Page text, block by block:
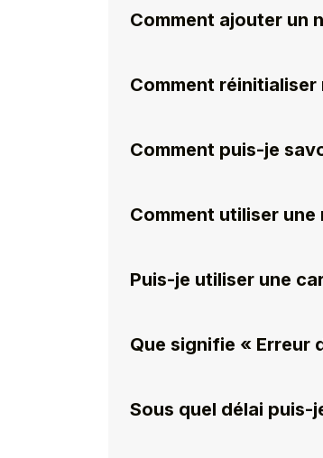
Comment ajouter un
Comment réinitialiser
Comment puis-je
Comment utiliser
Puis-je utiliser une
Que signifie « Erreur
Sous quel délai puis-